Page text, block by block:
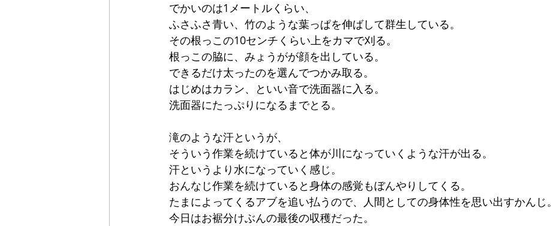
でかいのは1メートルくらい、
ふさふさ青い、竹のような葉っぱを伸ばして群生している。
その根っこの10センチくらい上をカマで刈る。
根っこの脇に、みょうがが顔を出している。
できるだけ太ったのを選んでつかみ取る。
はじめはカラン、といい音で洗面器に入る。
洗面器にたっぷりになるまでとる。
滝のような汗というが、
そういう作業を続けていると体が川になっていくような汗が出る。
汗というより水になっていく感じ。
おんなじ作業を続けていると身体の感覚もぼんやりしてくる。
たまによってくるアブを追い払うので、人間としての身体性を思い出すかんじ。
今日はお裾分けぶんの最後の収穫だった。